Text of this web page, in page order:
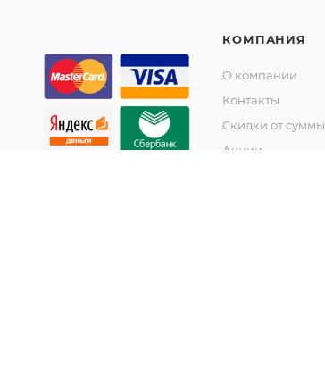
КОМПАНИЯ
О компании
Контакты
Скидки от суммы
Акции